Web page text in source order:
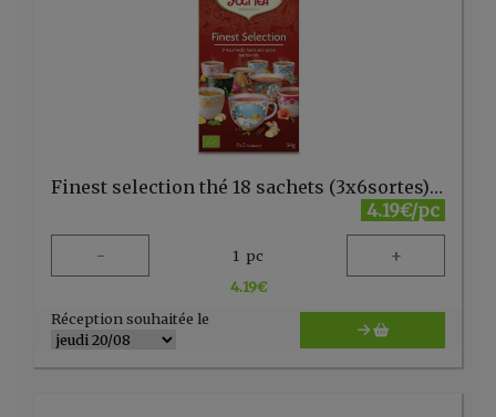
Finest selection thé 18 sachets (3x6sortes) Yogi
4.19€/pc
- 1 pc +
4.19€
Réception souhaitée le